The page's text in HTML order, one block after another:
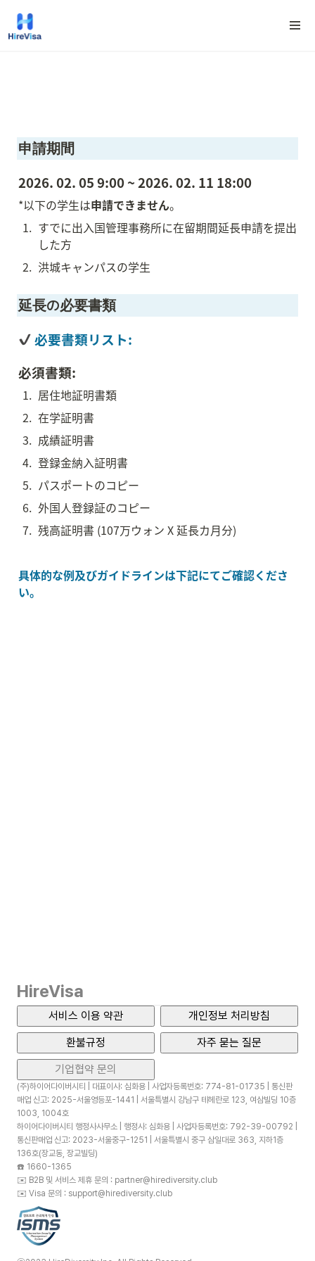
申請期間
2026. 02. 05 9:00 ~ 2026. 02. 11 18:00
*以下の学生は申請できません。
1. すでに出入国管理事務所に在留期間延長申請を提出
した方
2. 洪城キャンパスの学生
延長の必要書類
必要書類リスト:
必須書類:
1. 居住地証明書類
2. 在学証明書
3. 成績証明書
4. 登録金納入証明書
5. パスポートのコピー
6. 外国人登録証のコピー
7. 残高証明書 (107万ウォン X 延長カ月分)
具体的な例及びガイドラインは下記にてご確認くださ
い。
HireVisa
서비스 이용 약관
개인정보 처리방침
환불규정
자주 묻는 질문
기업협약 문의
(주)하이어다이버시티 | 대표이사: 심화용 | 사업자등록번호: 774-81-01735 | 통신판
매업 신고: 2025-서울영등포-1441 | 서울특별시 강남구 테헤란로 123, 여삼빌딩 10층
1003, 1004호
하이어다이버시티 행정사사무소 | 행정사: 심화용 | 사업자등록번호: 792-39-00792 |
통신판매업 신고: 2023-서울중구-1251 | 서울특별시 중구 삼일대로 363, 지하1층
136호(장교동, 장교빌딩)
☎️ 1660-1365
✉️ B2B 및 서비스 제휴 문의 : partner@hirediversity.club
✉️ Visa 문의 : support@hirediversity.club